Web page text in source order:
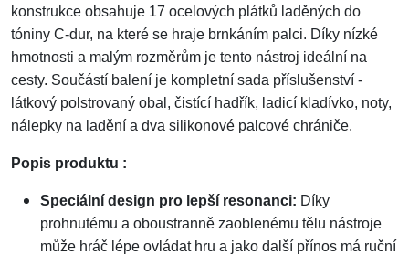
konstrukce obsahuje 17 ocelových plátků laděných do
tóniny C-dur, na které se hraje brnkáním palci. Díky nízké
hmotnosti a malým rozměrům je tento nástroj ideální na
cesty. Součástí balení je kompletní sada příslušenství -
látkový polstrovaný obal, čistící hadřík, ladicí kladívko, noty,
nálepky na ladění a dva silikonové palcové chrániče.
Popis produktu :
Speciální design pro lepší resonanci: Díky
prohnutému a oboustranně zaoblenému tělu nástroje
může hráč lépe ovládat hru a jako další přínos má ruční